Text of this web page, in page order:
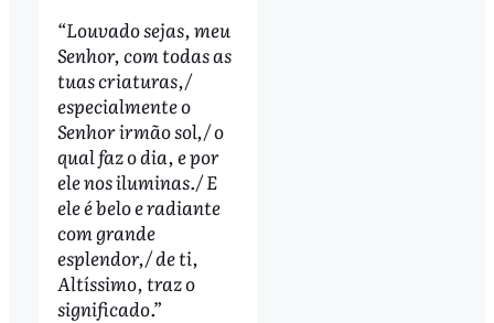
“Louvado sejas, meu
Senhor, com todas as
tuas criaturas,/
especialmente o
Senhor irmão sol,/ o
qual faz o dia, e por
ele nos iluminas./ E
ele é belo e radiante
com grande
esplendor,/ de ti,
Altíssimo, traz o
significado.”